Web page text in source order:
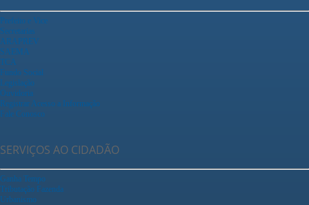
Prefeito e Vice
Secretarias
ARAPREV
SAEMA
TCA
Fundo Social
Legislação
Ouvidoria
Registrar Acesso a Informação
Fale Conosco
SERVIÇOS AO CIDADÃO
Ganha Tempo
Tributação Fazenda
Urbanismo